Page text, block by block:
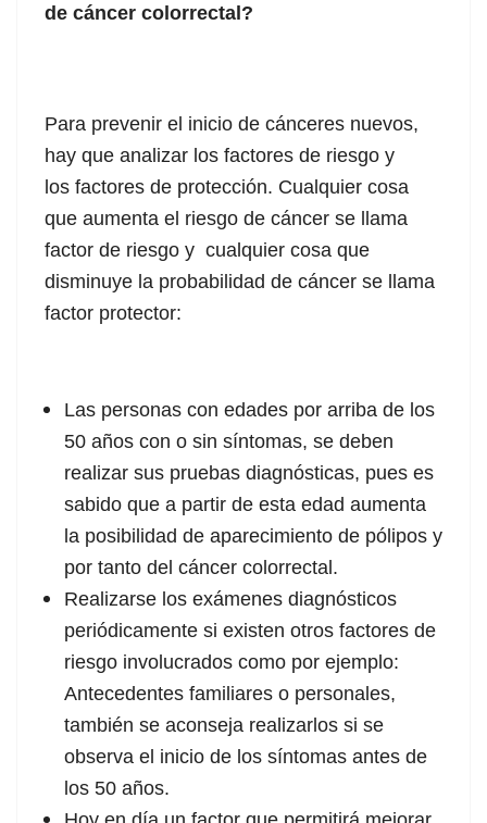
de cáncer colorrectal?
Para prevenir el inicio de cánceres nuevos,
hay que analizar los factores de riesgo y
los factores de protección. Cualquier cosa
que aumenta el riesgo de cáncer se llama
factor de riesgo y cualquier cosa que
disminuye la probabilidad de cáncer se llama
factor protector:
Las personas con edades por arriba de los
50 años con o sin síntomas, se deben
realizar sus pruebas diagnósticas, pues es
sabido que a partir de esta edad aumenta
la posibilidad de aparecimiento de pólipos y
por tanto del cáncer colorrectal.
Realizarse los exámenes diagnósticos
periódicamente si existen otros factores de
riesgo involucrados como por ejemplo:
Antecedentes familiares o personales,
también se aconseja realizarlos si se
observa el inicio de los síntomas antes de
los 50 años.